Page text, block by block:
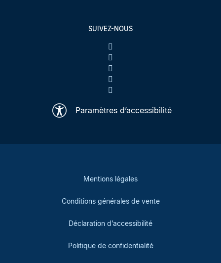
SUIVEZ-NOUS
Paramètres d’accessibilité
Mentions légales
Conditions générales de vente
Déclaration d’accessibilité
Politique de confidentialité